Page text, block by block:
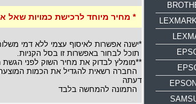
* מחיר מיוחד לרכישת כמויות שאל
*ישנה אפשרות לאיסוף עצמי ללא דמי
תוכל לבחור באפשרות זו בסל הקניות.
**מומלץ לבדוק את מחיר השוק לפני
החברה רשאית להגדיל את הכמות
דעתה
התמונה להמחשה בלבד